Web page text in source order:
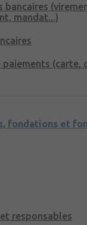
bancaires
mandat...)
paiements (carte,
fondations et
responsables